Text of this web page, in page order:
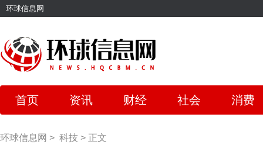
环球信息网
首页 资讯 财经 社会 消费
环球信息网 > 科技 > 正文